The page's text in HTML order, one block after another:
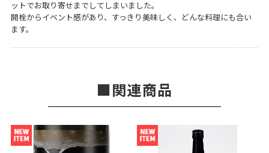
ットでお取り寄せまでしてしまいました。
開栓からイベント感があり、すっきり美味しく、どんな料理にも合い
ます。
関連商品